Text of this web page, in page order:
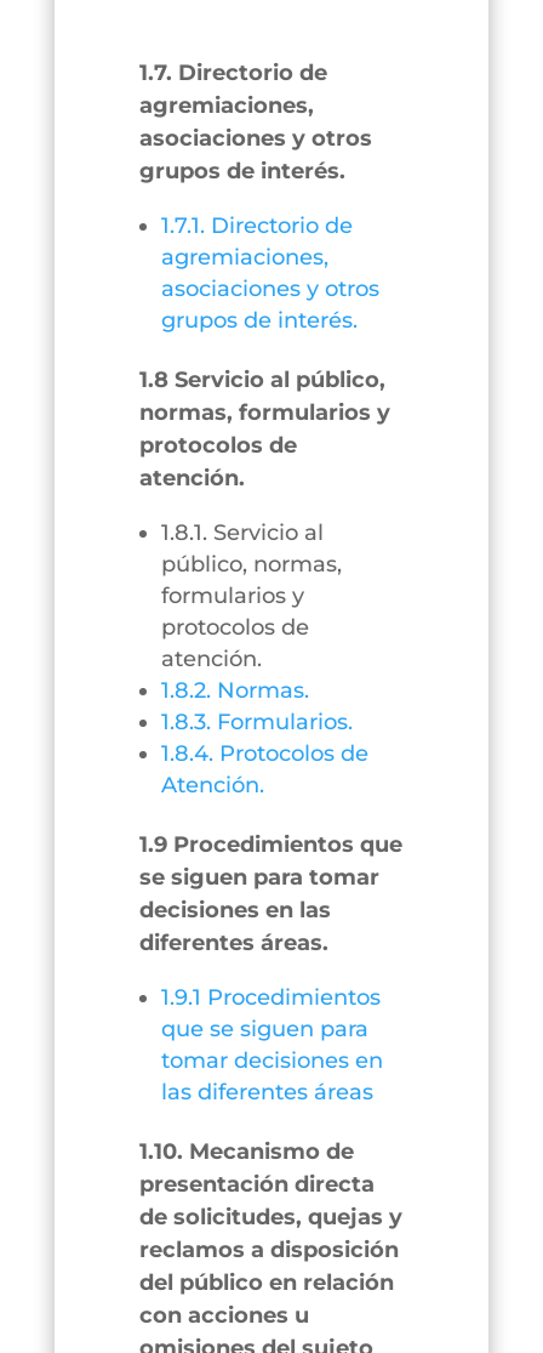
1.7. Directorio de
agremiaciones,
asociaciones y otros
grupos de interés.
1.7.1. Directorio de
agremiaciones,
asociaciones y otros
grupos de interés.
1.8 Servicio al público,
normas, formularios y
protocolos de
atención.
1.8.1. Servicio al
público, normas,
formularios y
protocolos de
atención.
1.8.2. Normas.
1.8.3. Formularios.
1.8.4. Protocolos de
Atención.
1.9 Procedimientos que
se siguen para tomar
decisiones en las
diferentes áreas.
1.9.1 Procedimientos
que se siguen para
tomar decisiones en
las diferentes áreas
1.10. Mecanismo de
presentación directa
de solicitudes, quejas y
reclamos a disposición
del público en relación
con acciones u